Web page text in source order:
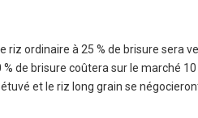
riz ordinaire à 25 % de brisure sera
% de brisure coûtera sur le marché
et le riz long grain se